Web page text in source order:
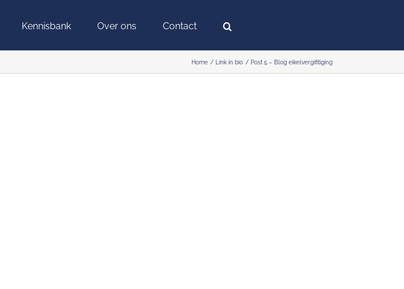
Kennisbank Over ons Contact
Home Link in bio Post 5 – Blog eikelvergifitiging